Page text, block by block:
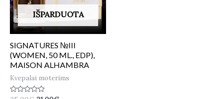
IŠPARDUOTA
SIGNATURES №III
(WOMEN, 50 ML., EDP),
MAISON ALHAMBRA
Kvepalai moterims